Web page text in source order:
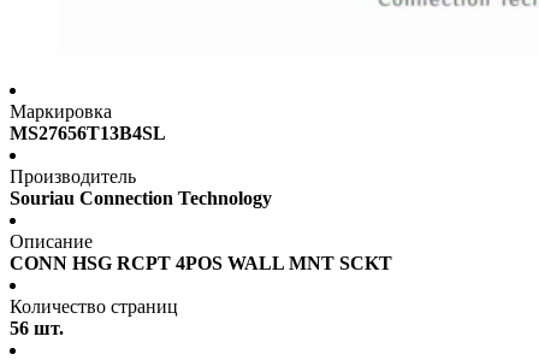
Маркировка
MS27656T13B4SL
Производитель
Souriau Connection Technology
Описание
CONN HSG RCPT 4POS WALL MNT SCKT
Количество страниц
56 шт.